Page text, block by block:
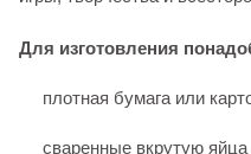
Для изготовления
плотная бумага или
сваренные вкрутую яйца